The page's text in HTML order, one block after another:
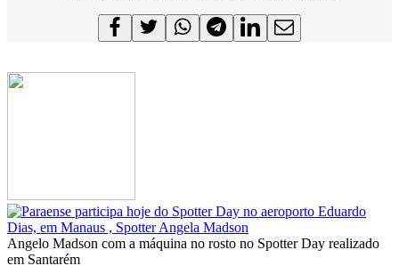
Angelo Madson com a máquina no rosto no Spotter Day realizado
em Santarém